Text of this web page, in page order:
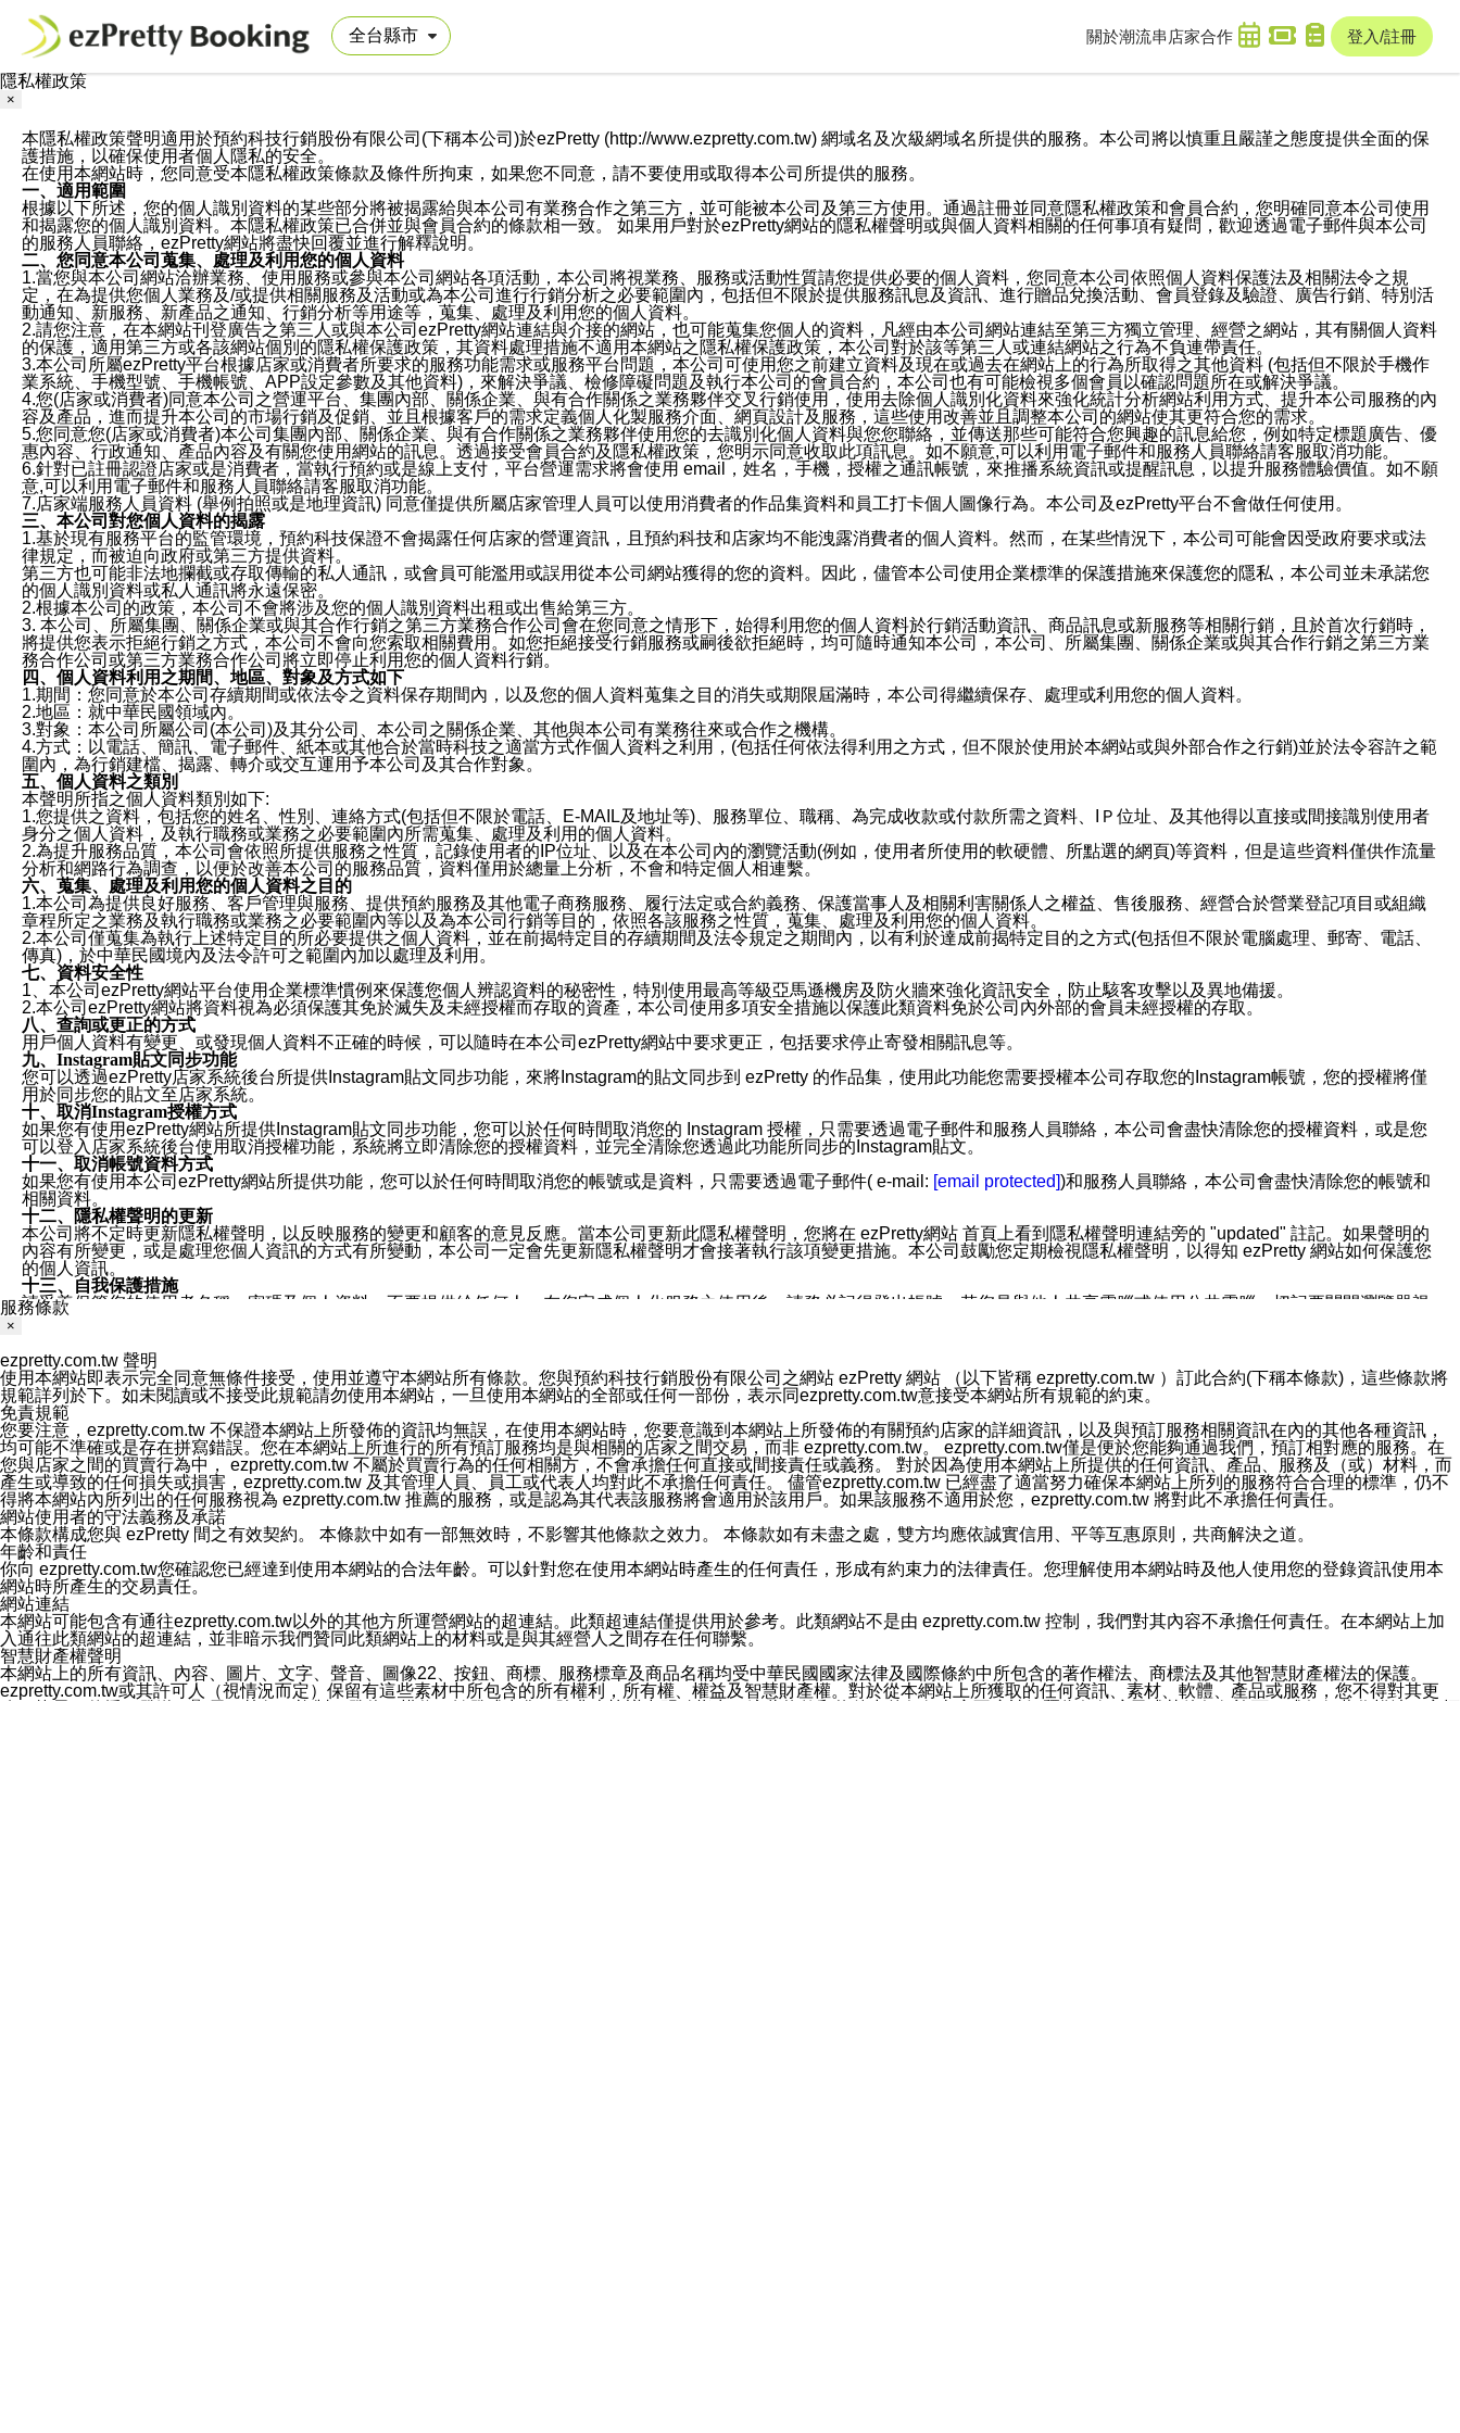
關於潮流串 店家合作 登入/註冊
隱私權政策
×
本隱私權政策聲明適用於預約科技行銷股份有限公司(下稱本公司)於ezPretty (http://www.ezpretty.com.tw) 網域名及次級網域名所提供的服務。本公司將以慎重且嚴謹之態度提供全面的保
護措施，以確保使用者個人隱私的安全。
在使用本網站時，您同意受本隱私權政策條款及條件所拘束，如果您不同意，請不要使用或取得本公司所提供的服務。
一、適用範圍
根據以下所述，您的個人識別資料的某些部分將被揭露給與本公司有業務合作之第三方，並可能被本公司及第三方使用。通過註冊並同意隱私權政策和會員合約，您明確同意本公司使用
和揭露您的個人識別資料。本隱私權政策已合併並與會員合約的條款相一致。 如果用戶對於ezPretty網站的隱私權聲明或與個人資料相關的任何事項有疑問，歡迎透過電子郵件與本公司
的服務人員聯絡，ezPretty網站將盡快回覆並進行解釋說明。
二、您同意本公司蒐集、處理及利用您的個人資料
1.當您與本公司網站洽辦業務、使用服務或參與本公司網站各項活動，本公司將視業務、服務或活動性質請您提供必要的個人資料，您同意本公司依照個人資料保護法及相關法令之規
定，在為提供您個人業務及/或提供相關服務及活動或為本公司進行行銷分析之必要範圍內，包括但不限於提供服務訊息及資訊、進行贈品兌換活動、會員登錄及驗證、廣告行銷、特別活
動通知、新服務、新產品之通知、行銷分析等用途等，蒐集、處理及利用您的個人資料。
2.請您注意，在本網站刊登廣告之第三人或與本公司ezPretty網站連結與介接的網站，也可能蒐集您個人的資料，凡經由本公司網站連結至第三方獨立管理、經營之網站，其有關個人資料
的保護，適用第三方或各該網站個別的隱私權保護政策，其資料處理措施不適用本網站之隱私權保護政策，本公司對於該等第三人或連結網站之行為不負連帶責任。
3.本公司所屬ezPretty平台根據店家或消費者所要求的服務功能需求或服務平台問題，本公司可使用您之前建立資料及現在或過去在網站上的行為所取得之其他資料 (包括但不限於手機作
業系統、手機型號、手機帳號、APP設定參數及其他資料)，來解決爭議、檢修障礙問題及執行本公司的會員合約，本公司也有可能檢視多個會員以確認問題所在或解決爭議。
4.您(店家或消費者)同意本公司之營運平台、集團內部、關係企業、與有合作關係之業務夥伴交叉行銷使用，使用去除個人識別化資料來強化統計分析網站利用方式、提升本公司服務的內
容及產品，進而提升本公司的市場行銷及促銷、並且根據客戶的需求定義個人化製服務介面、網頁設計及服務，這些使用改善並且調整本公司的網站使其更符合您的需求。
5.您同意您(店家或消費者)本公司集團內部、關係企業、與有合作關係之業務夥伴使用您的去識別化個人資料與您您聯絡，並傳送那些可能符合您興趣的訊息給您，例如特定標題廣告、優
惠內容、行政通知、產品內容及有關您使用網站的訊息。透過接受會員合約及隱私權政策，您明示同意收取此項訊息。如不願意,可以利用電子郵件和服務人員聯絡請客服取消功能。
6.針對已註冊認證店家或是消費者，當執行預約或是線上支付，平台營運需求將會使用 email，姓名，手機，授權之通訊帳號，來推播系統資訊或提醒訊息，以提升服務體驗價值。如不願
意,可以利用電子郵件和服務人員聯絡請客服取消功能。
7.店家端服務人員資料 (舉例拍照或是地理資訊) 同意僅提供所屬店家管理人員可以使用消費者的作品集資料和員工打卡個人圖像行為。本公司及ezPretty平台不會做任何使用。
三、本公司對您個人資料的揭露
1.基於現有服務平台的監管環境，預約科技保證不會揭露任何店家的營運資訊，且預約科技和店家均不能洩露消費者的個人資料。然而，在某些情況下，本公司可能會因受政府要求或法
律規定，而被迫向政府或第三方提供資料。
第三方也可能非法地攔截或存取傳輸的私人通訊，或會員可能濫用或誤用從本公司網站獲得的您的資料。因此，儘管本公司使用企業標準的保護措施來保護您的隱私，本公司並未承諾您
的個人識別資料或私人通訊將永遠保密。
2.根據本公司的政策，本公司不會將涉及您的個人識別資料出租或出售給第三方。
3. 本公司、所屬集團、關係企業或與其合作行銷之第三方業務合作公司會在您同意之情形下，始得利用您的個人資料於行銷活動資訊、商品訊息或新服務等相關行銷，且於首次行銷時，
將提供您表示拒絕行銷之方式，本公司不會向您索取相關費用。如您拒絕接受行銷服務或嗣後欲拒絕時，均可隨時通知本公司，本公司、所屬集團、關係企業或與其合作行銷之第三方業
務合作公司或第三方業務合作公司將立即停止利用您的個人資料行銷。
四、個人資料利用之期間、地區、對象及方式如下
1.期間：您同意於本公司存續期間或依法令之資料保存期間內，以及您的個人資料蒐集之目的消失或期限屆滿時，本公司得繼續保存、處理或利用您的個人資料。
2.地區：就中華民國領域內。
3.對象：本公司所屬公司(本公司)及其分公司、本公司之關係企業、其他與本公司有業務往來或合作之機構。
4.方式：以電話、簡訊、電子郵件、紙本或其他合於當時科技之適當方式作個人資料之利用，(包括任何依法得利用之方式，但不限於使用於本網站或與外部合作之行銷)並於法令容許之範
圍內，為行銷建檔、揭露、轉介或交互運用予本公司及其合作對象。
五、個人資料之類別
本聲明所指之個人資料類別如下:
1.您提供之資料，包括您的姓名、性別、連絡方式(包括但不限於電話、E-MAIL及地址等)、服務單位、職稱、為完成收款或付款所需之資料、IＰ位址、及其他得以直接或間接識別使用者
身分之個人資料，及執行職務或業務之必要範圍內所需蒐集、處理及利用的個人資料。
2.為提升服務品質，本公司會依照所提供服務之性質，記錄使用者的IP位址、以及在本公司內的瀏覽活動(例如，使用者所使用的軟硬體、所點選的網頁)等資料，但是這些資料僅供作流量
分析和網路行為調查，以便於改善本公司的服務品質，資料僅用於總量上分析，不會和特定個人相連繫。
六、蒐集、處理及利用您的個人資料之目的
1.本公司為提供良好服務、客戶管理與服務、提供預約服務及其他電子商務服務、履行法定或合約義務、保護當事人及相關利害關係人之權益、售後服務、經營合於營業登記項目或組織
章程所定之業務及執行職務或業務之必要範圍內等以及為本公司行銷等目的，依照各該服務之性質，蒐集、處理及利用您的個人資料。
2.本公司僅蒐集為執行上述特定目的所必要提供之個人資料，並在前揭特定目的存續期間及法令規定之期間內，以有利於達成前揭特定目的之方式(包括但不限於電腦處理、郵寄、電話、
傳真)，於中華民國境內及法令許可之範圍內加以處理及利用。
七、資料安全性
1、本公司ezPretty網站平台使用企業標準慣例來保護您個人辨認資料的秘密性，特別使用最高等級亞馬遜機房及防火牆來強化資訊安全，防止駭客攻擊以及異地備援。
2.本公司ezPretty網站將資料視為必須保護其免於滅失及未經授權而存取的資產，本公司使用多項安全措施以保護此類資料免於公司內外部的會員未經授權的存取。
八、查詢或更正的方式
用戶個人資料有變更、或發現個人資料不正確的時候，可以隨時在本公司ezPretty網站中要求更正，包括要求停止寄發相關訊息等。
九、Instagram貼文同步功能
您可以透過ezPretty店家系統後台所提供Instagram貼文同步功能，來將Instagram的貼文同步到 ezPretty 的作品集，使用此功能您需要授權本公司存取您的Instagram帳號，您的授權將僅
用於同步您的貼文至店家系統。
十、取消Instagram授權方式
如果您有使用ezPretty網站所提供Instagram貼文同步功能，您可以於任何時間取消您的 Instagram 授權，只需要透過電子郵件和服務人員聯絡，本公司會盡快清除您的授權資料，或是您
可以登入店家系統後台使用取消授權功能，系統將立即清除您的授權資料，並完全清除您透過此功能所同步的Instagram貼文。
十一、取消帳號資料方式
如果您有使用本公司ezPretty網站所提供功能，您可以於任何時間取消您的帳號或是資料，只需要透過電子郵件( e-mail: [email protected])和服務人員聯絡，本公司會盡快清除您的帳號和
相關資料。
十二、隱私權聲明的更新
本公司將不定時更新隱私權聲明，以反映服務的變更和顧客的意見反應。當本公司更新此隱私權聲明，您將在 ezPretty網站 首頁上看到隱私權聲明連結旁的 "updated" 註記。如果聲明的
內容有所變更，或是處理您個人資訊的方式有所變動，本公司一定會先更新隱私權聲明才會接著執行該項變更措施。本公司鼓勵您定期檢視隱私權聲明，以得知 ezPretty 網站如何保護您
的個人資訊。
十三、自我保護措施
請妥善保管您的使用者名稱、密碼及個人資料，不要提供給任何人。在您完成個人化服務之使用後，請務必記得登出帳號。若您是與他人共享電腦或使用公共電腦，切記要關閉瀏覽器視
窗，以防止他人讀取您的個人資料、信件或進入所機關管理區。
您同意本公司網站，透過您所提供的郵件地址與您取得聯絡並傳送或宣傳本網站各項服務之資料或電子郵件供您參考。您能依照該資料或電子郵件所指示之方法、說明或功能連結，隨時
停止接收這些資料或電子郵件。
十五、訊息通知
本公司/本服務將以通知型訊息傳送重要訊息給您。即使未加入本公司/本服務好友，您仍可接收到通知型訊息。
本公司/本服務傳送之通知型訊息以對您有效且重要的訊息為限，以廣告或其他目的的訊息皆不會被傳送。滿足以下三個條件者，將可收到通知型訊息。
1.LINE 帳號設定的電話號碼與本公司/本服務所傳來的電話號碼比對相符。
2.該 LINE 帳號已在 LINE APP 設定中，同意接收通知型訊息。
3.LINE 帳號未封鎖傳送訊息之 LINE 官方帳號。
欲變更通知型訊息的設定，操作如下：
1.點選「主頁」＞「設定」
2.點選「隱私設定」
3.點選「提供使用資料」
4.點選「LINE通知型訊息」
5.開關「接收LINE通知型訊息」
❗️關閉「接收通知型訊息」後，將不會接收到來自任何企業官方帳號或認證官方帳號的通知型訊息。
服務條款
×
ezpretty.com.tw 聲明
使用本網站即表示完全同意無條件接受，使用並遵守本網站所有條款。您與預約科技行銷股份有限公司之網站 ezPretty 網站 （以下皆稱 ezpretty.com.tw ）訂此合約(下稱本條款)，這些條款將
規範詳列於下。如未閱讀或不接受此規範請勿使用本網站，一旦使用本網站的全部或任何一部份，表示同ezpretty.com.tw意接受本網站所有規範的約束。
免責規範
您要注意，ezpretty.com.tw 不保證本網站上所發佈的資訊均無誤，在使用本網站時，您要意識到本網站上所發佈的有關預約店家的詳細資訊，以及與預訂服務相關資訊在內的其他各種資訊，
均可能不準確或是存在拼寫錯誤。您在本網站上所進行的所有預訂服務均是與相關的店家之間交易，而非 ezpretty.com.tw。 ezpretty.com.tw僅是便於您能夠通過我們，預訂相對應的服務。在
您與店家之間的買賣行為中， ezpretty.com.tw 不屬於買賣行為的任何相關方，不會承擔任何直接或間接責任或義務。 對於因為使用本網站上所提供的任何資訊、產品、服務及（或）材料，而
產生或導致的任何損失或損害，ezpretty.com.tw 及其管理人員、員工或代表人均對此不承擔任何責任。 儘管ezpretty.com.tw 已經盡了適當努力確保本網站上所列的服務符合合理的標準，仍不
得將本網站內所列出的任何服務視為 ezpretty.com.tw 推薦的服務，或是認為其代表該服務將會適用於該用戶。如果該服務不適用於您，ezpretty.com.tw 將對此不承擔任何責任。
網站使用者的守法義務及承諾
本條款構成您與 ezPretty 間之有效契約。 本條款中如有一部無效時，不影響其他條款之效力。 本條款如有未盡之處，雙方均應依誠實信用、平等互惠原則，共商解決之道。
年齡和責任
你向 ezpretty.com.tw您確認您已經達到使用本網站的合法年齡。可以針對您在使用本網站時產生的任何責任，形成有約束力的法律責任。您理解使用本網站時及他人使用您的登錄資訊使用本
網站時所產生的交易責任。
網站連結
本網站可能包含有通往ezpretty.com.tw以外的其他方所運營網站的超連結。此類超連結僅提供用於參考。此類網站不是由 ezpretty.com.tw 控制，我們對其內容不承擔任何責任。在本網站上加
入通往此類網站的超連結，並非暗示我們贊同此類網站上的材料或是與其經營人之間存在任何聯繫。
智慧財產權聲明
本網站上的所有資訊、內容、圖片、文字、聲音、圖像22、按鈕、商標、服務標章及商品名稱均受中華民國國家法律及國際條約中所包含的著作權法、商標法及其他智慧財產權法的保護。
ezpretty.com.tw或其許可人（視情況而定）保留有這些素材中所包含的所有權利，所有權、權益及智慧財產權。對於從本網站上所獲取的任何資訊、素材、軟體、產品或服務，您不得對其更